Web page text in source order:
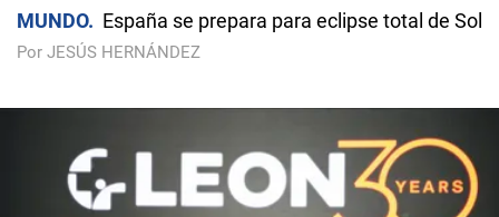
MUNDO España se prepara para eclipse total de Sol
Por JESÚS HERNÁNDEZ